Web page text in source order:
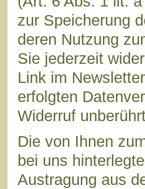
zur Speicherung
deren Nutzung
Sie jederzeit
Link im
erfolgten
Widerruf
Die von Ihnen
bei uns
Austragung aus